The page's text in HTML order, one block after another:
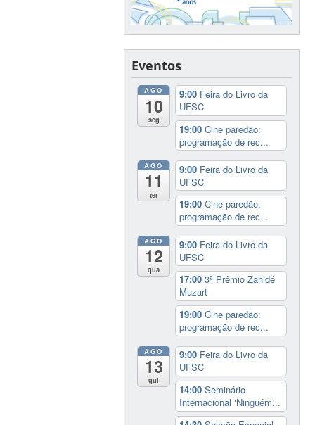
Eventos
AGO
10
seg
9:00 Feira do Livro da
UFSC
19:00Cine paredão:
programação de rec...
AGO
11
ter
9:00 Feira do Livro da
UFSC
19:00Cine paredão:
programação de rec...
AGO
12
qua
9:00 Feira do Livro da
UFSC
17:003º Prêmio Zahidé
Muzart
19:00Cine paredão:
programação de rec...
AGO
13
qui
9:00 Feira do Livro da
UFSC
14:00Seminário
Internacional ‘Ninguém...